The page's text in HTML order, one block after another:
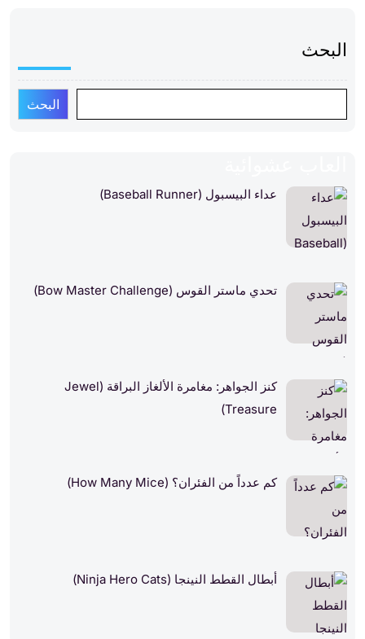
البحث
البحث
عداء البيسبول (Baseball Runner)
تحدي ماستر القوس (Bow Master Challenge)
كنز الجواهر: مغامرة الألغاز البراقة (Jewel
Treasure)
كم عدداً من الفئران؟ (How Many Mice)
أبطال القطط النينجا (Ninja Hero Cats)